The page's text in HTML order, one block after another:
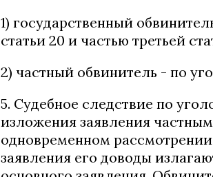
1) государственный
статьи 20 и частью третьей
2) частный обвинитель - по
5. Судебное следствие по
изложения заявления
одновременном
заявления его доводы